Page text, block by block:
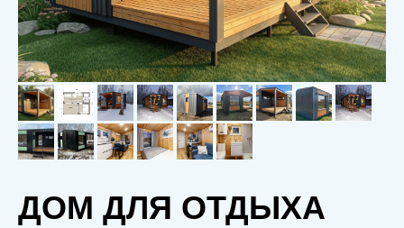
ДОМ ДЛЯ ОТДЫХА